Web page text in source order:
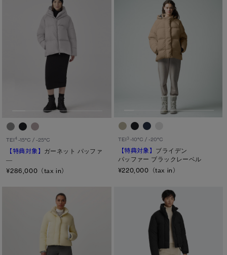
ウエスト
ふくらはぎ
キャンセル
TEI4 -15°C / -25°C
【特典対象】 ガーネット パッファ
―
¥286,000（tax in）
TEI3-10°C / -20°C
【特典対象】 ブライデン
パッファー ブラックレーベル
¥220,000（tax in）